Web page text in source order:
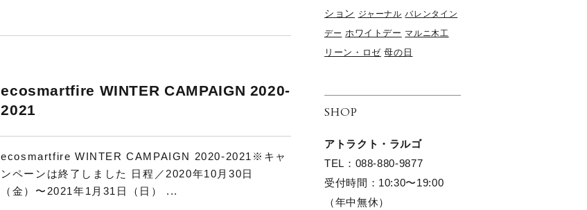
ecosmartfire WINTER CAMPAIGN 2020-
2021
ecosmartfire WINTER CAMPAIGN 2020-2021※キャ
ンペーンは終了しました 日程／2020年10月30日
（金）〜2021年1月31日（日） ...
ション ジャーナル バレンタイン
デー ホワイトデー マルニ木工
リーン・ロゼ 母の日
SHOP
アトラクト・ラルゴ
TEL：088-880-9877
受付時間：10:30〜19:00
（年中無休）